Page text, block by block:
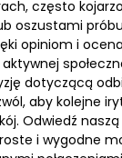
często
oszustami
opiniom i
dotyczącą
aby kolejne
Odwiedź
i wygodne